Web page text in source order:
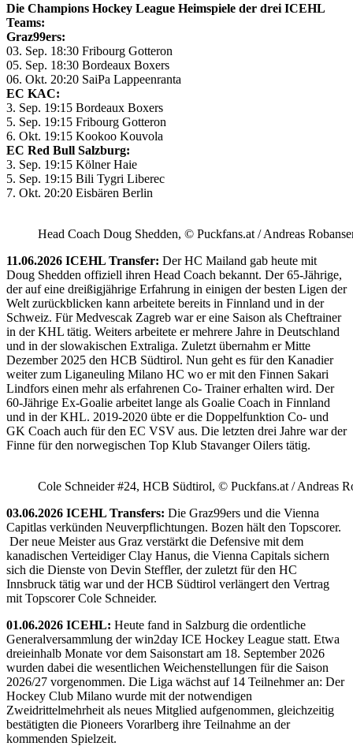
Die Champions Hockey League Heimspiele der drei ICEHL
Teams:
Graz99ers:
03. Sep. 18:30 Fribourg Gotteron
05. Sep. 18:30 Bordeaux Boxers
06. Okt. 20:20 SaiPa Lappeenranta
EC KAC:
3. Sep. 19:15 Bordeaux Boxers
5. Sep. 19:15 Fribourg Gotteron
6. Okt. 19:15 Kookoo Kouvola
EC Red Bull Salzburg:
3. Sep. 19:15 Kölner Haie
5. Sep. 19:15 Bili Tygri Liberec
7. Okt. 20:20 Eisbären Berlin
Head Coach Doug Shedden, © Puckfans.at / Andreas
11.06.2026 ICEHL Transfer: Der HC Mailand gab heute mit
Doug Shedden offiziell ihren Head Coach bekannt. Der 65-Jährige,
der auf eine dreißigjährige Erfahrung in einigen der besten Ligen der
Welt zurückblicken kann arbeitete bereits in Finnland und in der
Schweiz. Für Medvescak Zagreb war er eine Saison als Cheftrainer
in der KHL tätig. Weiters arbeitete er mehrere Jahre in Deutschland
und in der slowakischen Extraliga. Zuletzt übernahm er Mitte
Dezember 2025 den HCB Südtirol. Nun geht es für den Kanadier
weiter zum Liganeuling Milano HC wo er mit den Finnen Sakari
Lindfors einen mehr als erfahrenen Co- Trainer erhalten wird. Der
60-Jährige Ex-Goalie arbeitet lange als Goalie Coach in Finnland
und in der KHL. 2019-2020 übte er die Doppelfunktion Co- und
GK Coach auch für den EC VSV aus. Die letzten drei Jahre war der
Finne für den norwegischen Top Klub Stavanger Oilers tätig.
Cole Schneider #24, HCB Südtirol, © Puckfans.at / Andreas
03.06.2026 ICEHL Transfers: Die Graz99ers und die Vienna
Capitlas verkünden Neuverpflichtungen. Bozen hält den Topscorer.
Der neue Meister aus Graz verstärkt die Defensive mit dem
kanadischen Verteidiger Clay Hanus, die Vienna Capitals sichern
sich die Dienste von Devin Steffler, der zuletzt für den HC
Innsbruck tätig war und der HCB Südtirol verlängert den Vertrag
mit Topscorer Cole Schneider.
01.06.2026 ICEHL: Heute fand in Salzburg die ordentliche
Generalversammlung der win2day ICE Hockey League statt. Etwa
dreieinhalb Monate vor dem Saisonstart am 18. September 2026
wurden dabei die wesentlichen Weichenstellungen für die Saison
2026/27 vorgenommen. Die Liga wächst auf 14 Teilnehmer an: Der
Hockey Club Milano wurde mit der notwendigen
Zweidrittelmehrheit als neues Mitglied aufgenommen, gleichzeitig
bestätigten die Pioneers Vorarlberg ihre Teilnahme an der
kommenden Spielzeit.